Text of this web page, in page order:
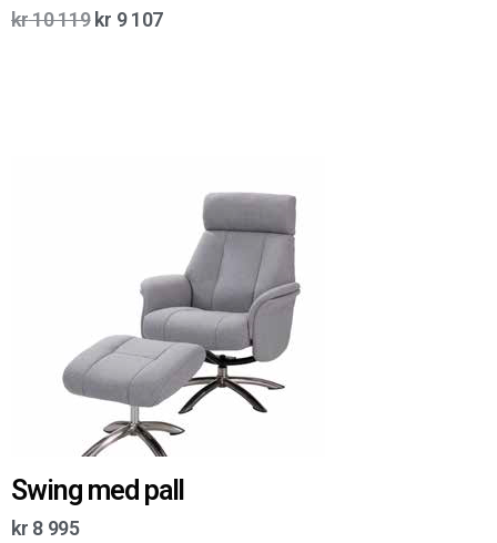
kr10 119 kr 9 107
Swing med pall
kr 8 995